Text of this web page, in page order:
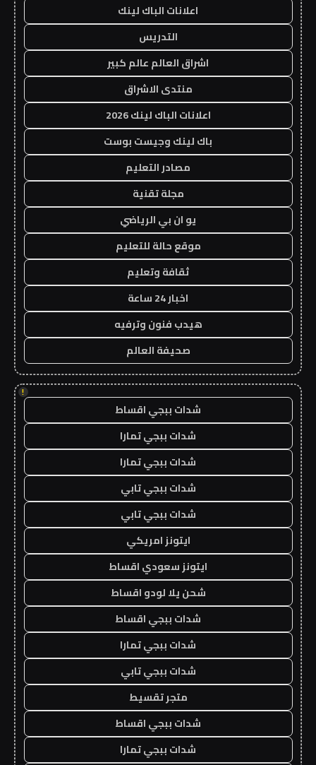
اعلانات الباك لينك
التدريس
اشراق العالم عالم كبير
منتدى الاشراق
اعلانات الباك لينك 2026
باك لينك وجيست بوست
مصادر التعليم
مجلة تقنية
يو ان بي الرياضي
موقع حالة للتعليم
ثقافة وتعليم
اخبار 24 ساعة
هيدب فنون وترفيه
صحيفة العالم
!
شدات ببجي اقساط
شدات ببجي تمارا
شدات ببجي تمارا
شدات ببجي تابي
شدات ببجي تابي
ايتونز امريكي
ايتونز سعودي اقساط
شحن يلا لودو اقساط
شدات ببجي اقساط
شدات ببجي تمارا
شدات ببجي تابي
متجر تقسيط
شدات ببجي اقساط
شدات ببجي تمارا